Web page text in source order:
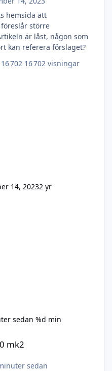
hemsida att
större
kan referera förslaget?
16 702 visningar
14, 20232 yr
sedan %d min
mk2
sedan